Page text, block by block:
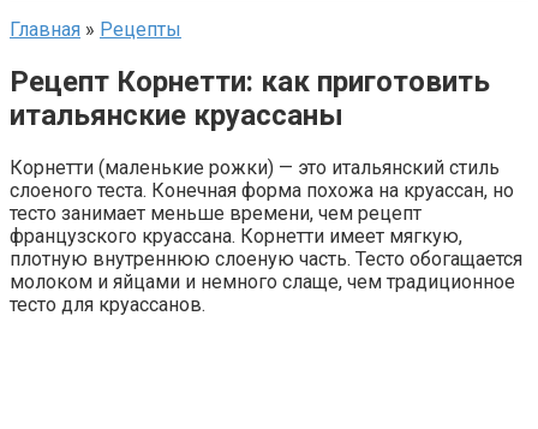
Главная » Рецепты
Рецепт Корнетти: как приготовить
итальянские круассаны
Корнетти (маленькие рожки) — это итальянский стиль
слоеного теста. Конечная форма похожа на круассан, но
тесто занимает меньше времени, чем рецепт
французского круассана. Корнетти имеет мягкую,
плотную внутреннюю слоеную часть. Тесто обогащается
молоком и яйцами и немного слаще, чем традиционное
тесто для круассанов.